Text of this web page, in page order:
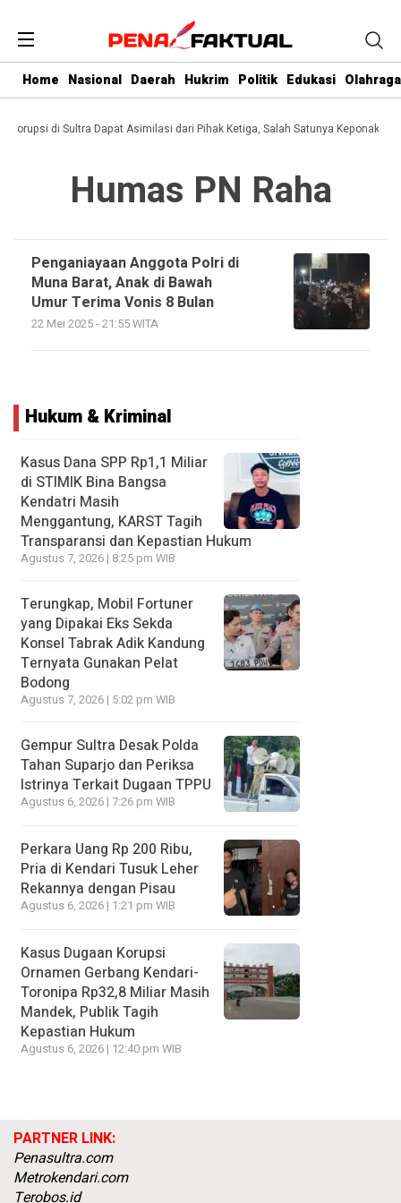
Home Nasional Daerah Hukrim Politik Edukasi Olahraga
Korupsi di Sultra Dapat Asimilasi dari Pihak Ketiga, Salah Satunya Keponakan
Humas PN Raha
Penganiayaan Anggota Polri di
Muna Barat, Anak di Bawah
Umur Terima Vonis 8 Bulan
22 Mei 2025 - 21:55 WITA
Hukum & Kriminal
Kasus Dana SPP Rp1,1 Miliar
di STIMIK Bina Bangsa
Kendatri Masih
Menggantung, KARST Tagih
Transparansi dan Kepastian Hukum
Agustus 7, 2026 | 8:25 pm WIB
Terungkap, Mobil Fortuner
yang Dipakai Eks Sekda
Konsel Tabrak Adik Kandung
Ternyata Gunakan Pelat
Bodong
Agustus 7, 2026 | 5:02 pm WIB
Gempur Sultra Desak Polda
Tahan Suparjo dan Periksa
Istrinya Terkait Dugaan TPPU
Agustus 6, 2026 | 7:26 pm WIB
Perkara Uang Rp 200 Ribu,
Pria di Kendari Tusuk Leher
Rekannya dengan Pisau
Agustus 6, 2026 | 1:21 pm WIB
Kasus Dugaan Korupsi
Ornamen Gerbang Kendari-
Toronipa Rp32,8 Miliar Masih
Mandek, Publik Tagih
Kepastian Hukum
Agustus 6, 2026 | 12:40 pm WIB
PARTNER LINK:
Penasultra.com
Metrokendari.com
Terobos.id